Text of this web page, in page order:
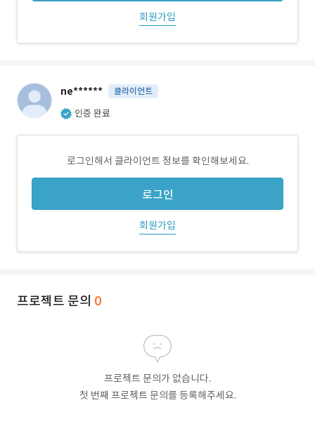
회원가입
ne****** 클라이언트
인증 완료
로그인해서 클라이언트 정보를 확인해보세요.
로그인
회원가입
프로젝트 문의 0
프로젝트 문의가 없습니다.
첫 번째 프로젝트 문의를 등록해주세요.